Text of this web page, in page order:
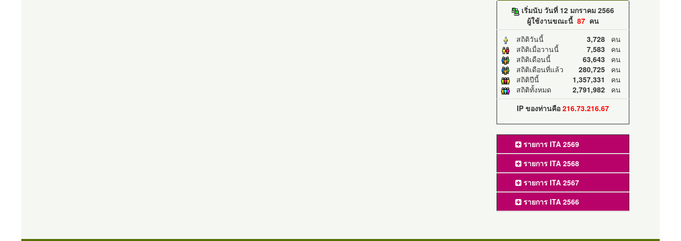
เริ่มนับ วันที่ 12 มกราคม 2566
ผู้ใช้งานขณะนี้ 87คน
สถิติวันนี้
3,728คน
สถิติเมื่อวานนี้
7,583คน
สถิติเดือนนี้
63,643คน
สถิติเดือนที่แล้ว
280,725คน
สถิติปีนี้
1,357,331 คน
สถิติทั้งหมด
2,791,982คน
IP ของท่านคือ 216.73.216.67
รายการ ITA 2569
รายการ ITA 2568
รายการ ITA 2567
รายการ ITA 2566